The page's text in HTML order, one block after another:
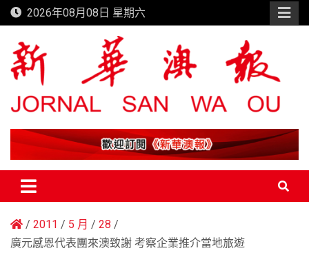
Skip
to
content
2026年08月08日 星期六
新華澳報
2011 5 月
28
廣元感恩代表團來澳致謝 考察企業推介當地旅遊